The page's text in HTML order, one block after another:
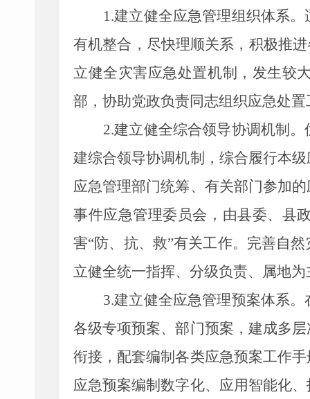
1.建立健全应急管理组织体系
有机整合，尽快理顺关系，积极推
立健全灾害应急处置机制，发生较
部，协助党政负责同志组织应急处
2.建立健全综合领导协调机制
建综合领导协调机制，综合履行本
应急管理部门统筹、 有关部门参加
事件应急管理委员会，由县委、县
害“防、抗、救”有关工作。完善自
立健全统一指挥、分级负责、属地
3.建立健全应急管理预案体系
各级专项预案、部门预案，建成多
衔接，配套编制各类应急预案工作
应急预案编制数字化、应用智能化